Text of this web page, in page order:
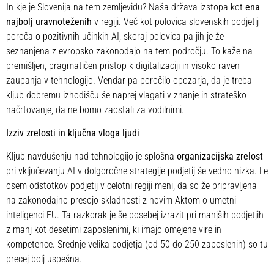
In kje je Slovenija na tem zemljevidu? Naša država izstopa kot ena
najbolj uravnoteženih v regiji. Več kot polovica slovenskih podjetij
poroča o pozitivnih učinkih AI, skoraj polovica pa jih je že
seznanjena z evropsko zakonodajo na tem področju. To kaže na
premišljen, pragmatičen pristop k digitalizaciji in visoko raven
zaupanja v tehnologijo. Vendar pa poročilo opozarja, da je treba
kljub dobremu izhodišču še naprej vlagati v znanje in strateško
načrtovanje, da ne bomo zaostali za vodilnimi.
Izziv zrelosti in ključna vloga ljudi
Kljub navdušenju nad tehnologijo je splošna organizacijska zrelost
pri vključevanju AI v dolgoročne strategije podjetij še vedno nizka. Le
osem odstotkov podjetij v celotni regiji meni, da so že pripravljena
na zakonodajno presojo skladnosti z novim Aktom o umetni
inteligenci EU. Ta razkorak je še posebej izrazit pri manjših podjetjih
z manj kot desetimi zaposlenimi, ki imajo omejene vire in
kompetence. Srednje velika podjetja (od 50 do 250 zaposlenih) so tu
precej bolj uspešna.